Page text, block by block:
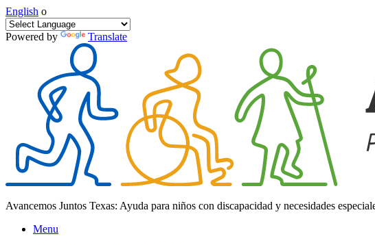
English o
Powered by Translate
Avancemos Juntos Texas: Ayuda para niños con discapacidad y necesidades
Menu